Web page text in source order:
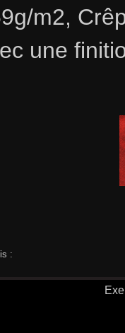
m2,
une
: